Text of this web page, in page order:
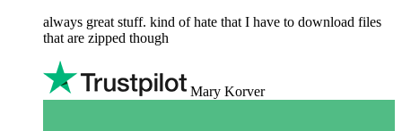
always great stuff. kind of hate that I have to download files
that are zipped though
Mary Korver